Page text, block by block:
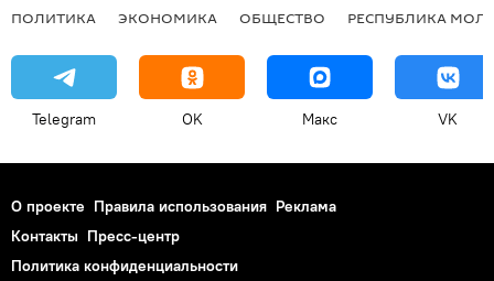
ПОЛИТИКА ЭКОНОМИКА ОБЩЕСТВО РЕСПУБЛИКА
Telegram OK Макс VK
О проекте Правила использования Реклама
Контакты Пресс-центр
Политика конфиденциальности